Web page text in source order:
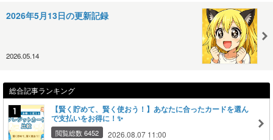
2026年5月13日の更新記録
2026.05.14
総合記事ランキング
【賢く貯めて、賢く使おう！】あなたに合ったカードを選ん
で支払いをお得に！✨
閲覧総数 6452 2026.08.07 11:00